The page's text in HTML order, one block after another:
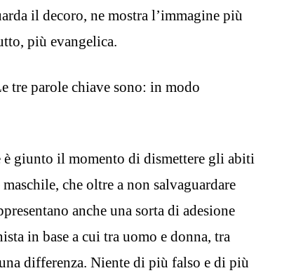
il decoro, ne mostra l’immagine più
più evangelica.
tre parole chiave sono: in modo
giunto il momento di dismettere gli abiti
che oltre a non salvaguardare
anche una sorta di adesione
in base a cui tra uomo e donna, tra
differenza. Niente di più falso e di più